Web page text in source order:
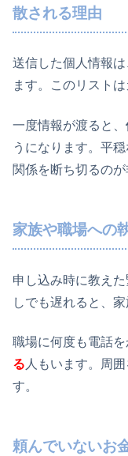
散される理由
送信した個人情報
ます。このリスト
一度情報が渡ると、
うになります。平
関係を断ち切るのが
家族や職場への
申し込み時に教え
しでも遅れると、
職場に何度も電話を
る 人もいます。周
す。
頼んでいないお